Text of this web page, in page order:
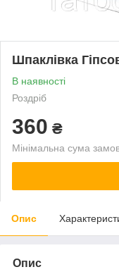
Шпаклівка
В наявності
Роздріб
360 ₴
Мінімальна сума
Опис
Опис